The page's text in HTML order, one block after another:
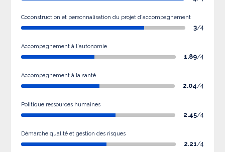
Coconstruction et personnalisation du projet d'accompagnement
3/4
Accompagnement à l'autonomie
1.89/4
Accompagnement à la santé
2.04/4
Politique ressources humaines
2.45/4
Démarche qualité et gestion des risques
2.21/4